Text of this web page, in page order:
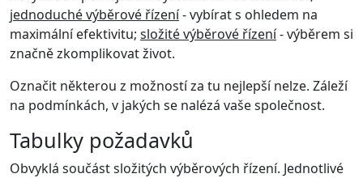
jednoduché výběrové řízení- vybírat s ohledem na
maximální efektivitu; složité výběrové řízení- výběrem si
značně zkomplikovat život.
Označit některou z možností za tu nejlepší nelze. Záleží
na podmínkách, v jakých se nalézá vaše společnost.
Tabulky požadavků
Obvyklá součást složitých výběrových řízení. Jednotlivé